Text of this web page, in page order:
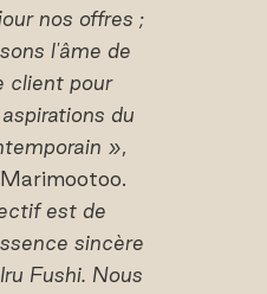
nos offres ;
l'âme de
client pour
du
»,
est de
sincère
Fushi. Nous